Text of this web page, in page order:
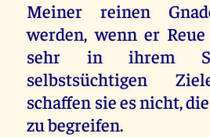
Meiner reinen
werden, wenn er
sehr in ihrem
selbstsüchtigen
schaffen sie es nicht,
zu begreifen.